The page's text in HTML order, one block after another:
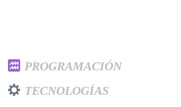
PROGRAMACIÓN
TECNOLOGÍAS